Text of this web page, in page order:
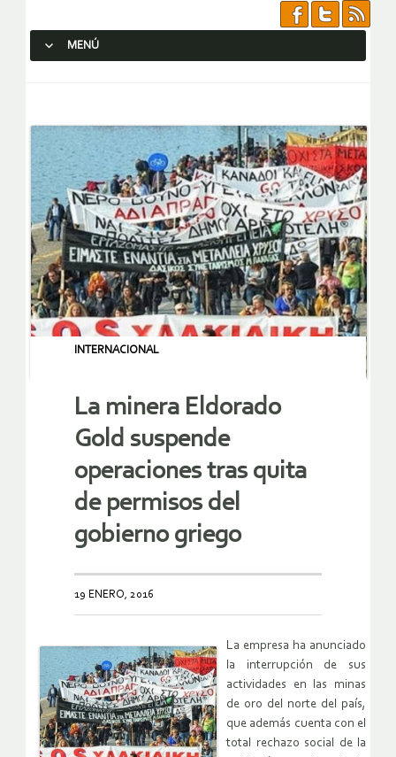
MENÚ
INTERNACIONAL
La minera Eldorado
Gold suspende
operaciones tras quita
de permisos del
gobierno griego
19 ENERO, 2016
La empresa ha anunciado
la interrupción de sus
actividades en las minas
de oro del norte del país,
que además cuenta con el
total rechazo social de la